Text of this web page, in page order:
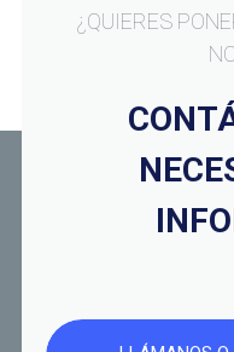
¿QUIERES